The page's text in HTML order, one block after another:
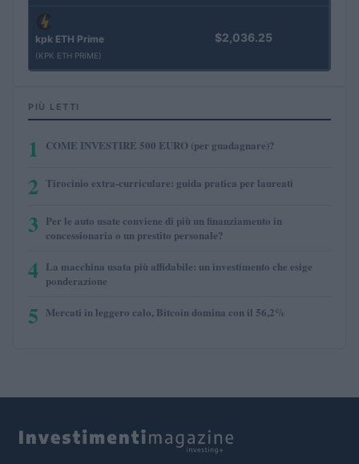
kpk ETH Prime
(KPK ETH PRIME)
$2,036.25
PIÙ LETTI
1 COME INVESTIRE 500 EURO (per guadagnare)?
2 Tirocinio extra-curriculare: guida pratica per laureati
3 Per le auto usate conviene di più un finanziamento in
concessionaria o un prestito personale?
4 La macchina usata più affidabile: un investimento che esige
ponderazione
5 Mercati in leggero calo, Bitcoin domina con il 56,2%